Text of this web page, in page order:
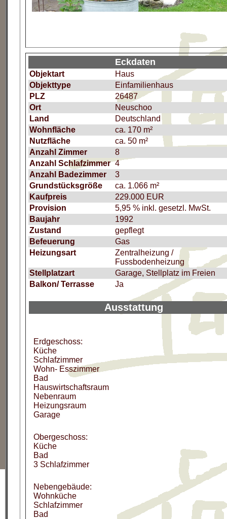
Eckdaten
Objektart
Haus
Objekttype
Einfamilienhaus
PLZ
26487
Ort
Neuschoo
Land
Deutschland
Wohnfläche
ca. 170 m²
Nutzfläche
ca. 50 m²
Anzahl Zimmer
8
Anzahl Schlafzimmer 4
Anzahl Badezimmer
3
Grundstücksgröße
ca. 1.066 m²
Kaufpreis
229.000 EUR
Provision
5,95 % inkl. gesetzl. MwSt.
Baujahr
1992
Zustand
gepflegt
Befeuerung
Gas
Heizungsart
Zentralheizung /
Fussbodenheizung
Stellplatzart
Garage, Stellplatz im Freien
Balkon/ Terrasse
Ja
Ausstattung
Erdgeschoss:
Küche
Schlafzimmer
Wohn- Esszimmer
Bad
Hauswirtschaftsraum
Nebenraum
Heizungsraum
Garage
Obergeschoss:
Küche
Bad
3 Schlafzimmer
Nebengebäude:
Wohnküche
Schlafzimmer
Bad